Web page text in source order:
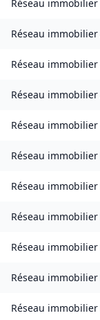
Réseau immobilier
Réseau immobilier
Réseau immobilier
Réseau immobilier
Réseau immobilier
Réseau immobilier
Réseau immobilier
Réseau immobilier
Réseau immobilier
Réseau immobilier
Réseau immobilier